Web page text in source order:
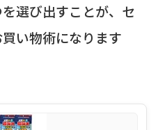
選び出すことが、セ
い物術になります